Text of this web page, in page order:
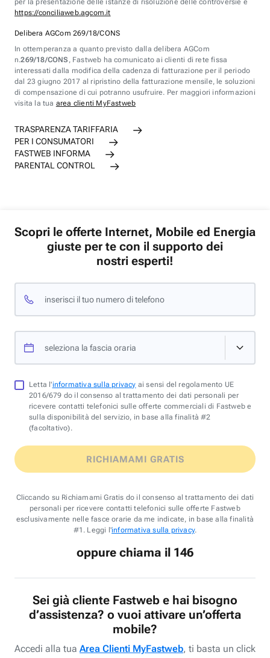
per la presentazione delle istanze di risoluzione delle controversie è
https://conciliaweb.agcom.it
Delibera AGCom 269/18/CONS
In ottemperanza a quanto previsto dalla delibera AGCom
n.269/18/CONS , Fastweb ha comunicato ai clienti di rete fissa
interessati dalla modifica della cadenza di fatturazione per il periodo
dal 23 giugno 2017 al ripristino della fatturazione mensile, le soluzioni
di compensazione di cui potranno usufruire. Per maggiori informazioni
visita la tua area clienti MyFastweb
TRASPARENZA TARIFFARIA
PER I CONSUMATORI
FASTWEB INFORMA
PARENTAL CONTROL
Scopri le offerte Internet, Mobile ed Energia
giuste per te con il supporto dei
nostri esperti!
inserisci il tuo numero di telefono
seleziona la fascia oraria
Letta l'informativa sulla privacy ai sensi del regolamento UE
2016/679 do il consenso al trattamento dei dati personali per
ricevere contatti telefonici sulle offerte commerciali di Fastweb e
sulla disponibilità del servizio, in base alla finalità #2
(facoltativo).
RICHIAMAMI GRATIS
Cliccando su Richiamami Gratis do il consenso al trattamento dei dati
personali per ricevere contatti telefonici sulle offerte Fastweb
esclusivamente nelle fasce orarie da me indicate, in base alla finalità
#1. Leggi l'informativa sulla privacy.
oppure chiama il 146
Sei già cliente Fastweb e hai bisogno
d’assistenza? o vuoi attivare un’offerta
mobile?
Accedi alla tua Area Clienti MyFastweb, ti basta un click